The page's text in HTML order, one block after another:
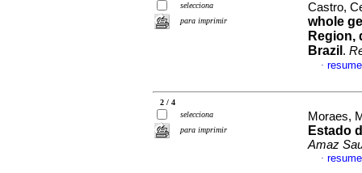
selecciona
para imprimir
Castro,
whole
Region,
Brazil .
·
2 / 4
selecciona
para imprimir
Moraes,
Estado
Amaz
·